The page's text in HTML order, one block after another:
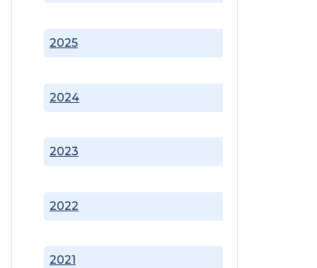
2021
2022
2023
2024
2025